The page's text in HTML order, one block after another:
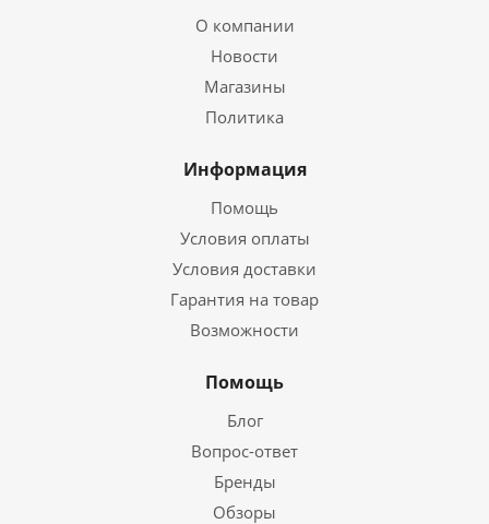
О компании
Новости
Магазины
Политика
Информация
Помощь
Условия оплаты
Условия доставки
Гарантия на товар
Возможности
Помощь
Блог
Вопрос-ответ
Бренды
Обзоры